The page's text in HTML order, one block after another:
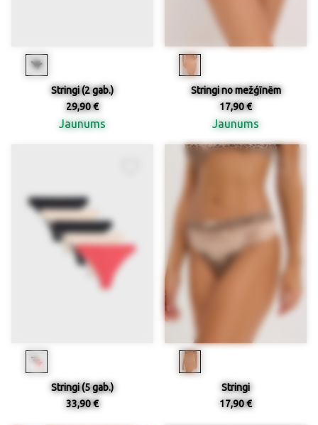
Stringi (2 gab.)
29,90 €
Jaunums
Stringi no mežģīnēm
17,90 €
Jaunums
Stringi (5 gab.)
33,90 €
Stringi
17,90 €